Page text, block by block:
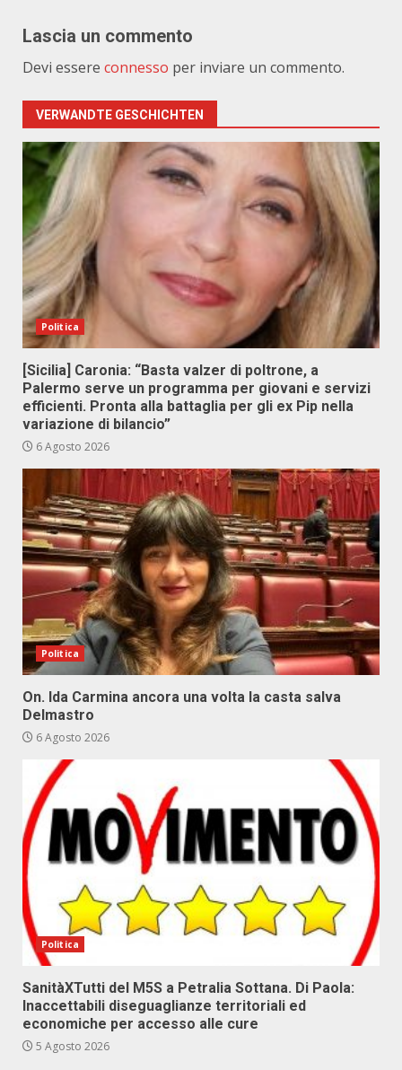
Lascia un commento
Devi essere connesso per inviare un commento.
VERWANDTE GESCHICHTEN
Politica
[Sicilia] Caronia: “Basta valzer di poltrone, a
Palermo serve un programma per giovani e servizi
efficienti. Pronta alla battaglia per gli ex Pip nella
variazione di bilancio”
6 Agosto 2026
Politica
On. Ida Carmina ancora una volta la casta salva
Delmastro
6 Agosto 2026
Politica
SanitàXTutti del M5S a Petralia Sottana. Di Paola:
Inaccettabili diseguaglianze territoriali ed
economiche per accesso alle cure
5 Agosto 2026